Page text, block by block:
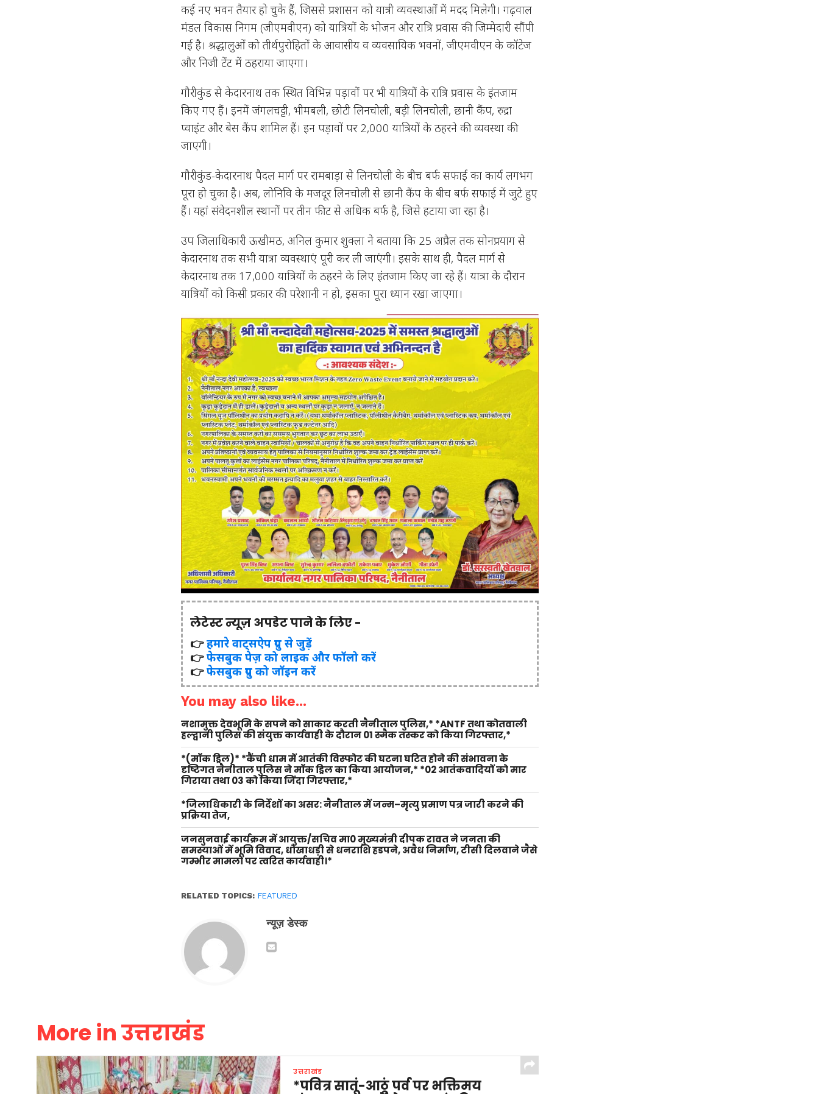
कई नए भवन तैयार हो चुके हैं, जिससे प्रशासन को यात्री व्यवस्थाओं में मदद मिलेगी। गढ़वाल
मंडल विकास निगम (जीएमवीएन) को यात्रियों के भोजन और रात्रि प्रवास की जिम्मेदारी सौंपी
गई है। श्रद्धालुओं को तीर्थपुरोहितों के आवासीय व व्यवसायिक भवनों, जीएमवीएन के कॉटेज
और निजी टेंट में ठहराया जाएगा।
गौरीकुंड से केदारनाथ तक स्थित विभिन्न पड़ावों पर भी यात्रियों के रात्रि प्रवास के इंतजाम
किए गए हैं। इनमें जंगलचट्टी, भीमबली, छोटी लिनचोली, बड़ी लिनचोली, छानी कैंप, रुद्रा
प्वाइंट और बेस कैंप शामिल हैं। इन पड़ावों पर 2,000 यात्रियों के ठहरने की व्यवस्था की
जाएगी।
गौरीकुंड-केदारनाथ पैदल मार्ग पर रामबाड़ा से लिनचोली के बीच बर्फ सफाई का कार्य लगभग
पूरा हो चुका है। अब, लोनिवि के मजदूर लिनचोली से छानी कैंप के बीच बर्फ सफाई में जुटे हुए
हैं। यहां संवेदनशील स्थानों पर तीन फीट से अधिक बर्फ है, जिसे हटाया जा रहा है।
उप जिलाधिकारी ऊखीमठ, अनिल कुमार शुक्ला ने बताया कि 25 अप्रैल तक सोनप्रयाग से
केदारनाथ तक सभी यात्रा व्यवस्थाएं पूरी कर ली जाएंगी। इसके साथ ही, पैदल मार्ग से
केदारनाथ तक 17,000 यात्रियों के ठहरने के लिए इंतजाम किए जा रहे हैं। यात्रा के दौरान
यात्रियों को किसी प्रकार की परेशानी न हो, इसका पूरा ध्यान रखा जाएगा।
लेटेस्ट न्यूज़ अपडेट पाने के लिए -
👉हमारे वाट्सऐप ग्रुप से जुड़ें
👉फेसबुक पेज़ को लाइक और फॉलो करें
👉फेसबुक ग्रुप को जॉइन करें
You may also like...
नशामुक्त देवभूमि के सपने को साकार करती नैनीताल पुलिस,* *ANTF तथा कोतवाली
हल्द्वानी पुलिस की संयुक्त कार्यवाही के दौरान 01 स्मैक तस्कर को किया गिरफ्तार,*
*(मॉक ड्रिल)* *कैंची धाम में आतंकी विस्फोट की घटना घटित होने की संभावना के
दृष्टिगत नैनीताल पुलिस ने मॉक ड्रिल का किया आयोजन,* *02 आतंकवादियों को मार
गिराया तथा 03 को किया जिंदा गिरफ्तार,*
*जिलाधिकारी के निर्देशों का असर: नैनीताल में जन्म–मृत्यु प्रमाण पत्र जारी करने की
प्रक्रिया तेज,
जनसुनवाई कार्यक्रम में आयुक्त/सचिव मा0 मुख्यमंत्री दीपक रावत ने जनता की
समस्याओं में भूमि विवाद, धोखाधड़ी से धनराशि हडपने, अवैध निर्माण, टीसी दिलवाने जैसे
गम्भीर मामलों पर त्वरित कार्यवाही।*
RELATED TOPICS: FEATURED
न्यूज़ डेस्क
More in उत्तराखंड
उत्तराखंड
*पवित्र सातूं-आठूं पर्व पर भक्तिमय